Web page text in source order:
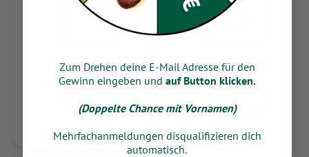
-.99
43.75 G
100 Gramm = 2,26
500 G
1000 Gramm =
nur in der Filiale
Zum Drehen deine E-Mail Adresse für den
Gewinn eingeben und auf Button klicken.
(Doppelte Chance mit Vornamen)
Mehrfachanmeldungen disqualifizieren dich
automatisch.